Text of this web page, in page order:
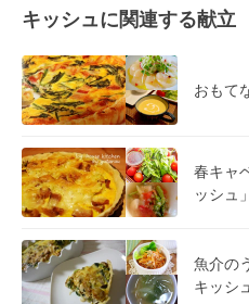
キッシュに関連する献立
おもて
春キャ
ッシュ
魚介の
キッシ